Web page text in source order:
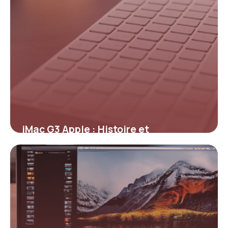
iMac G3 Apple : Histoire et
Spécifications
13 mai 2026